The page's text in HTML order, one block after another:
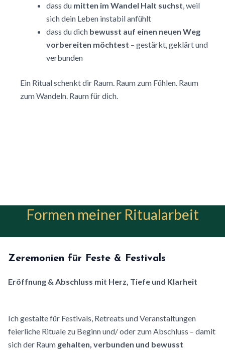
dass du mitten im Wandel Halt suchst, weil
sich dein Leben instabil anfühlt
dass du dich bewusst auf einen neuen Weg
vorbereiten möchtest – gestärkt, geklärt und
verbunden
Ein Ritual schenkt dir Raum. Raum zum Fühlen. Raum
zum Wandeln. Raum für dich.
Formen meiner Ritualarbeit
Zeremonien für Feste & Festivals
Eröffnung & Abschluss mit Herz, Tiefe und Klarheit
Ich gestalte für Festivals, Retreats und Veranstaltungen
feierliche Rituale zu Beginn und/ oder zum Abschluss – damit
sich der Raum gehalten, verbunden und bewusst